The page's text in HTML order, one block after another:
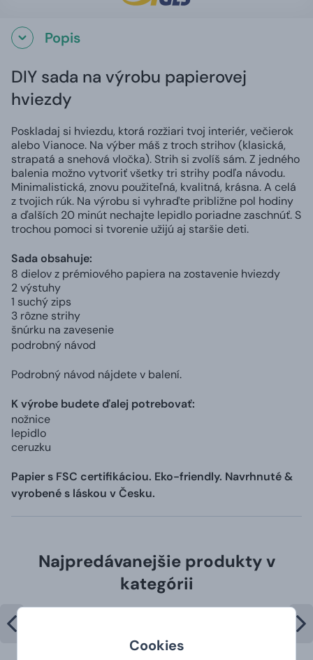
Cookies
Popis
DIY sada na výrobu papierovej
hviezdy
Poskladaj si hviezdu, ktorá rozžiari tvoj interiér, večierok
alebo Vianoce. Na výber máš z troch strihov (klasická,
strapatá a snehová vločka). Strih si zvolíš sám. Z jedného
balenia možno vytvoriť všetky tri strihy podľa návodu.
Minimalistická, znovu použiteľná, kvalitná, krásna. A celá
z tvojich rúk. Na výrobu si vyhraďte približne pol hodiny
a ďalších 20 minút nechajte lepidlo poriadne zaschnúť. S
trochou pomoci si tvorenie užijú aj staršie deti.
Sada obsahuje:
8 dielov z prémiového papiera na zostavenie hviezdy
2 výstuhy
1 suchý zips
3 rôzne strihy
šnúrku na zavesenie
podrobný návod
Podrobný návod nájdete v balení.
K výrobe budete ďalej potrebovať:
nožnice
lepidlo
ceruzku
Papier s FSC certifikáciou. Eko-friendly. Navrhnuté &
vyrobené s láskou v Česku.
Najpredávanejšie produkty v
kategórii